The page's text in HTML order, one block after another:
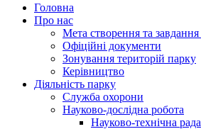
Головна
Про нас
Мета створення та
Офіційні документи
Зонування територій парку
Керівництво
Діяльність парку
Служба охорони
Науково-дослідна робота
Науково-технічна рада